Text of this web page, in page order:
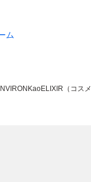
ム
KaoELIXIR（コス